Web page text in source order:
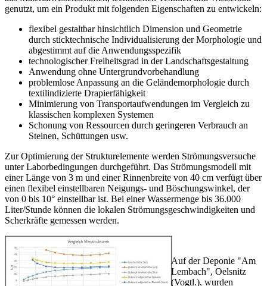
genutzt, um ein Produkt mit folgenden Eigenschaften zu entwickeln:
flexibel gestaltbar hinsichtlich Dimension und Geometrie
durch sticktechnische Individualisierung der Morphologie und
abgestimmt auf die Anwendungsspezifik
technologischer Freiheitsgrad in der Landschaftsgestaltung
Anwendung ohne Untergrundvorbehandlung
problemlose Anpassung an die Geländemorphologie durch
textilindizierte Drapierfähigkeit
Minimierung von Transportaufwendungen im Vergleich zu
klassischen komplexen Systemen
Schonung von Ressourcen durch geringeren Verbrauch an
Steinen, Schüttungen usw.
Zur Optimierung der Strukturelemente werden Strömungsversuche
unter Laborbedingungen durchgeführt. Das Strömungsmodell mit
einer Länge von 3 m und einer Rinnenbreite von 40 cm verfügt über
einen flexibel einstellbaren Neigungs- und Böschungswinkel, der
von 0 bis 10° einstellbar ist. Bei einer Wassermenge bis 36.000
Liter/Stunde können die lokalen Strömungsgeschwindigkeiten und
Scherkräfte gemessen werden.
Auf der Deponie "Am
Lembach", Oelsnitz
(Vogtl.), wurden